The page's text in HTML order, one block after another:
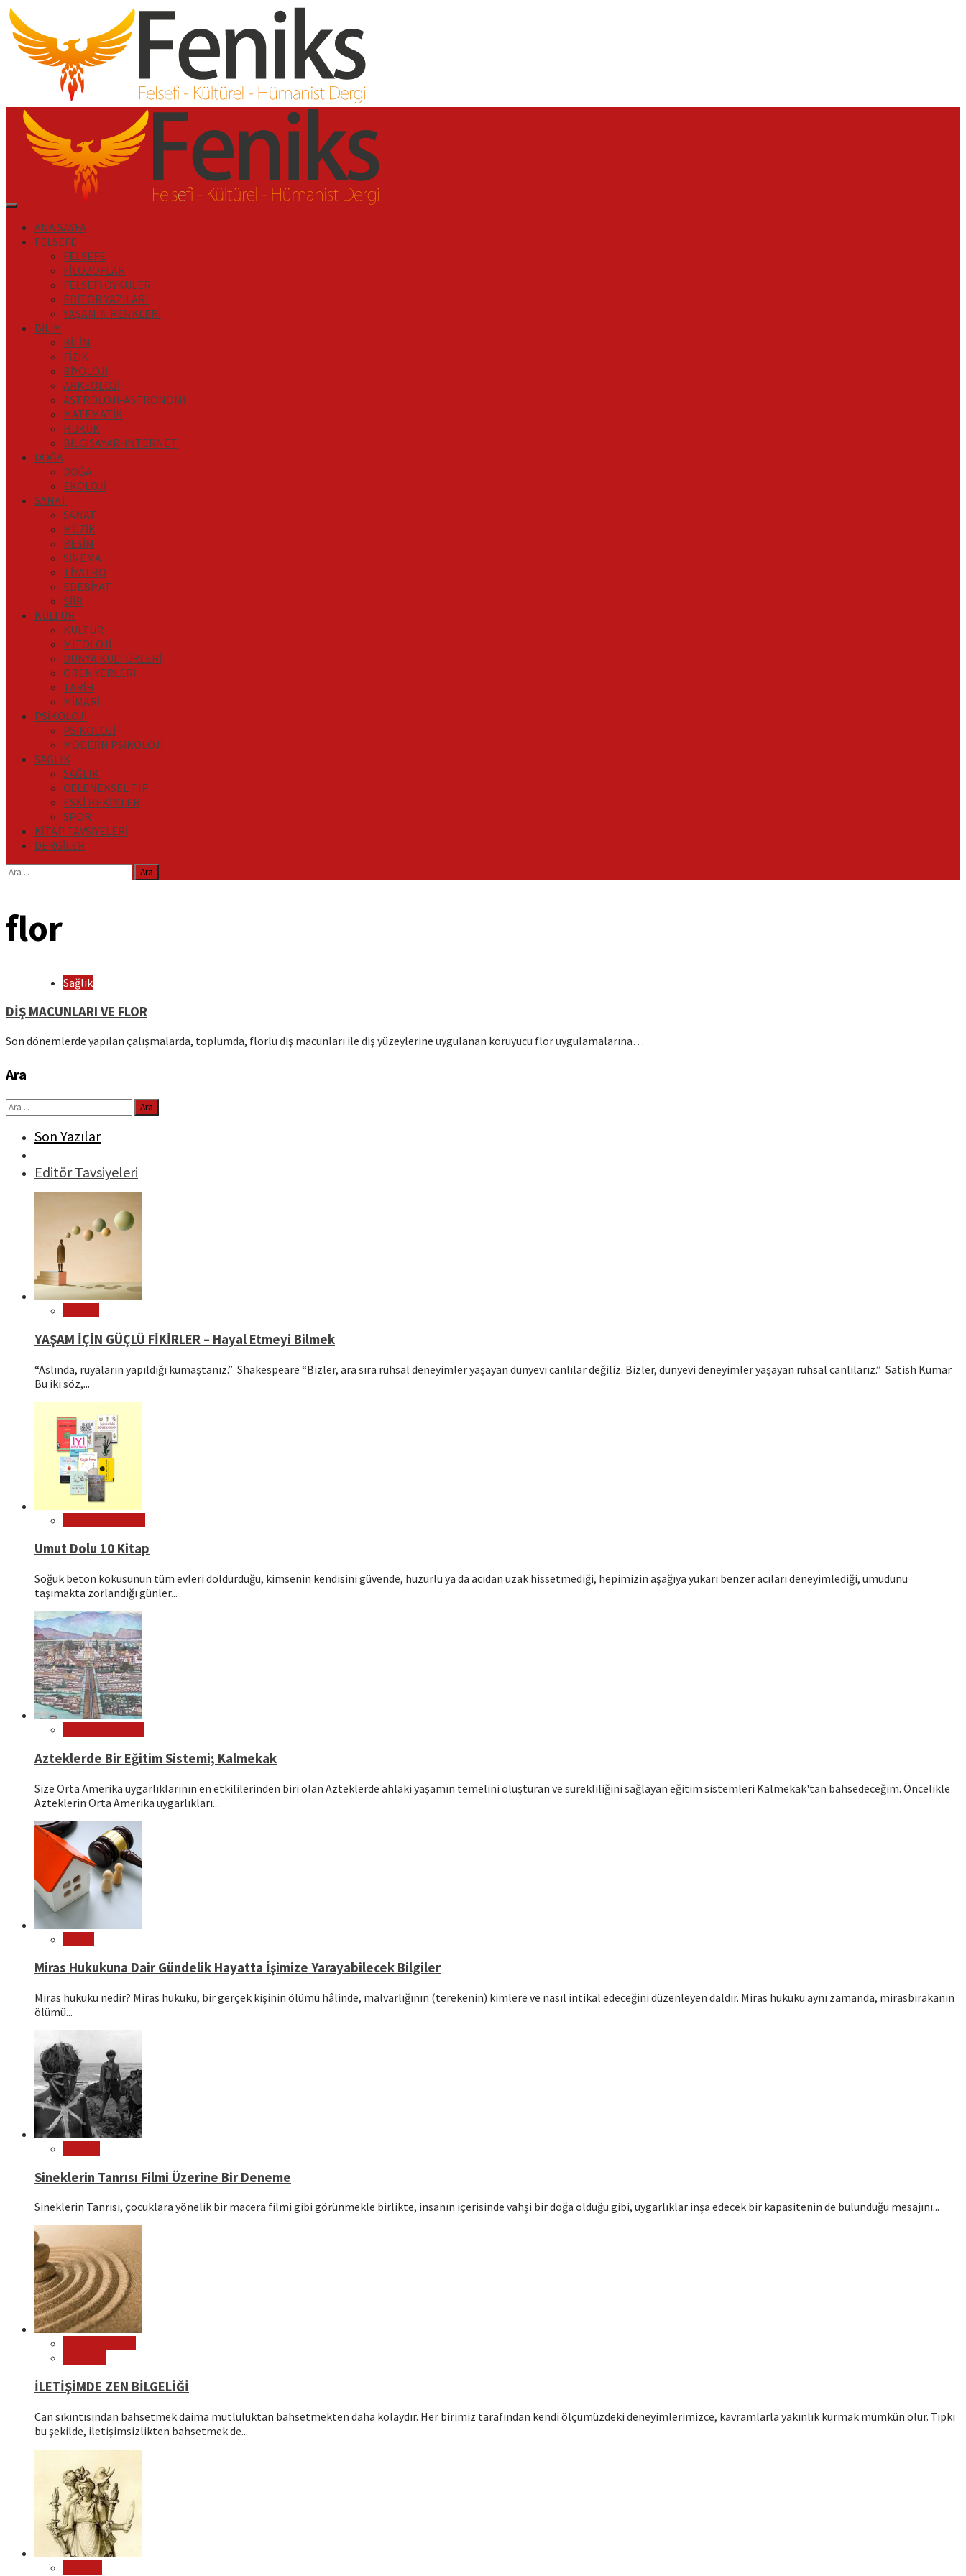
İçeriği
Geç
Primary
ANA SAYFA
FELSEFE
FELSEFE
FİLOZOFLAR
FELSEFİ ÖYKÜLER
EDİTÖR YAZILARI
YAŞAMIN RENKLERİ
BİLİM
BİLİM
FİZİK
BİYOLOJİ
ARKEOLOJİ
ASTROLOJİ-ASTRONOMİ
MATEMATİK
HUKUK
BİLGİSAYAR-İNTERNET
DOĞA
DOĞA
EKOLOJİ
SANAT
SANAT
MÜZİK
RESİM
SİNEMA
TİYATRO
EDEBİYAT
ŞİİR
KÜLTÜR
KÜLTÜR
MİTOLOJİ
DÜNYA KÜLTÜRLERİ
ÖREN YERLERİ
TARİH
MİMARİ
PSİKOLOJİ
PSİKOLOJİ
MODERN PSİKOLOJİ
SAĞLIK
SAĞLIK
GELENEKSEL TIP
ESKİ HEKİMLER
SPOR
KİTAP TAVSİYELERİ
DERGİLER
Arama:
flor
Sağlık
DİŞ MACUNLARI VE FLOR
Son dönemlerde yapılan çalışmalarda, toplumda, florlu diş macunları ile diş yüzeylerine uygulanan koruyucu flor uygulamalarına…
Ara
Arama:
Son Yazılar
Editör Tavsiyeleri
YAŞAM İÇİN GÜÇLÜ FİKİRLER – Hayal Etmeyi Bilmek
“Aslında, rüyaların yapıldığı kumaştanız.” Shakespeare “Bizler, ara sıra ruhsal deneyimler yaşayan dünyevi canlılar değiliz. Bizler, dünyevi deneyimler yaşayan ruhsal canlılarız.” Satish Kumar
Bu iki söz,...
Umut Dolu 10 Kitap
Soğuk beton kokusunun tüm evleri doldurduğu, kimsenin kendisini güvende, huzurlu ya da acıdan uzak hissetmediği, hepimizin aşağıya yukarı benzer acıları deneyimlediği, umudunu
taşımakta zorlandığı günler...
Azteklerde Bir Eğitim Sistemi; Kalmekak
Size Orta Amerika uygarlıklarının en etkililerinden biri olan Azteklerde ahlaki yaşamın temelini oluşturan ve sürekliliğini sağlayan eğitim sistemleri Kalmekak'tan bahsedeceğim. Öncelikle
Azteklerin Orta Amerika uygarlıkları...
Miras Hukukuna Dair Gündelik Hayatta İşimize Yarayabilecek Bilgiler
Miras hukuku nedir? Miras hukuku, bir gerçek kişinin ölümü hâlinde, malvarlığının (terekenin) kimlere ve nasıl intikal edeceğini düzenleyen daldır. Miras hukuku aynı zamanda, mirasbırakanın
ölümü...
Sineklerin Tanrısı Filmi Üzerine Bir Deneme
Sineklerin Tanrısı, çocuklara yönelik bir macera filmi gibi görünmekle birlikte, insanın içerisinde vahşi bir doğa olduğu gibi, uygarlıklar inşa edecek bir kapasitenin de bulunduğu mesajını...
İLETİŞİMDE ZEN BİLGELİĞİ
Can sıkıntısından bahsetmek daima mutluluktan bahsetmekten daha kolaydır. Her birimiz tarafından kendi ölçümüzdeki deneyimlerimizce, kavramlarla yakınlık kurmak mümkün olur. Tıpkı
bu şekilde, iletişimsizlikten bahsetmek de...